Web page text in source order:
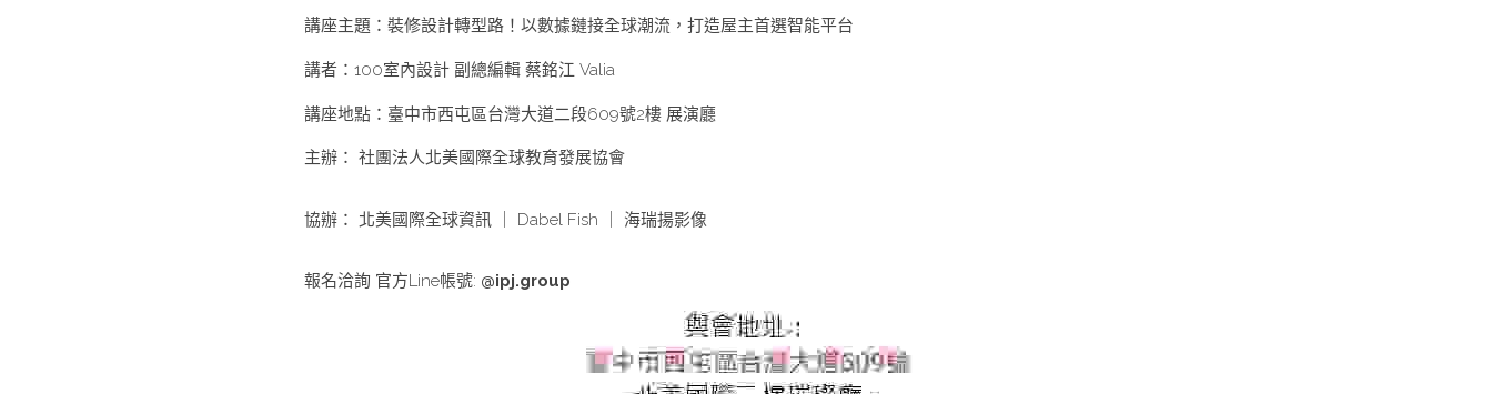
講座主題：裝修設計轉型路！以數據鏈接全球潮流，打造屋主首選智能平台
講者：100室內設計 副總編輯 蔡銘江 Valia
講座地點：臺中市西屯區台灣大道二段609號2樓 展演廳
主辦： 社團法人北美國際全球教育發展協會
協辦： 北美國際全球資訊 ｜ Dabel Fish ｜ 海瑞揚影像
報名洽詢 官方Line帳號: @ipj.group